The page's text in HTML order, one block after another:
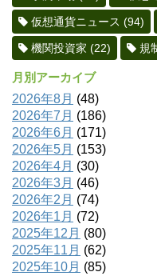
仮想通貨ニュース (94)
機関投資家 (22) 規
月別アーカイブ
2026年8月 (48)
2026年7月 (186)
2026年6月 (171)
2026年5月 (153)
2026年4月 (30)
2026年3月 (46)
2026年2月 (74)
2026年1月 (72)
2025年12月 (80)
2025年11月 (62)
2025年10月 (85)